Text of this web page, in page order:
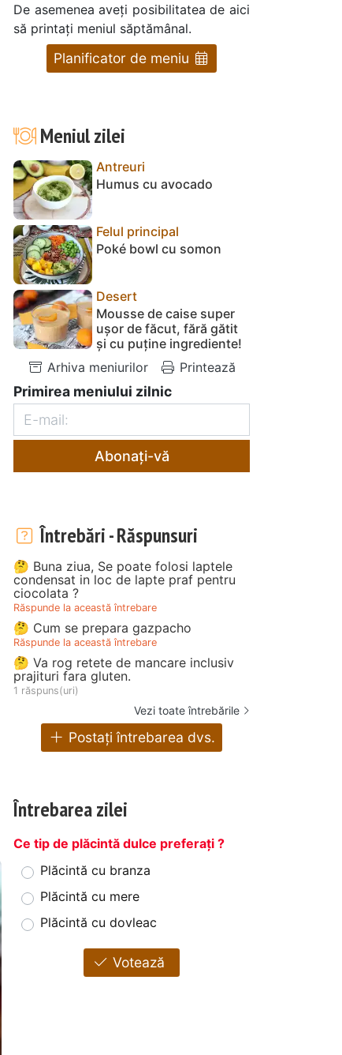
De asemenea aveți posibilitatea de aici
să printați meniul săptămânal.
Planificator de meniu
Meniul zilei
Antreuri
Humus cu avocado
Felul principal
Poké bowl cu somon
Desert
Mousse de caise super
ușor de făcut, fără gătit
și cu puține ingrediente!
Arhiva meniurilor
Printează
Primirea meniului zilnic
Abonați-vă
Întrebări - Răspunsuri
🤔 Buna ziua, Se poate folosi laptele
condensat in loc de lapte praf pentru
ciocolata ?
Răspunde la această întrebare
🤔 Cum se prepara gazpacho
Răspunde la această întrebare
🤔 Va rog retete de mancare inclusiv
prajituri fara gluten.
1 răspuns(uri)
Vezi toate întrebările
Postați întrebarea dvs.
Întrebarea zilei
Ce tip de plăcintă dulce preferați ?
Plăcintă cu branza
Plăcintă cu mere
Plăcintă cu dovleac
Votează